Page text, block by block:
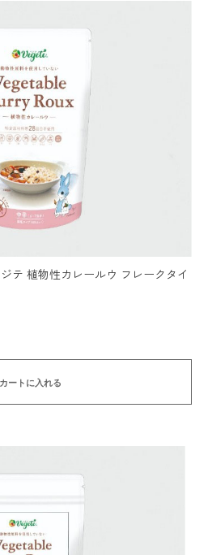
テ 植物性カレールウ フレークタイ
カートに入れる